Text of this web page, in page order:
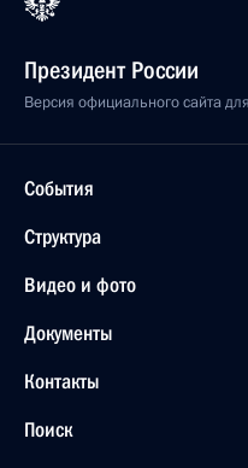
Президент России
Версия официального сайта
События
Структура
Видео и фото
Документы
Контакты
Поиск